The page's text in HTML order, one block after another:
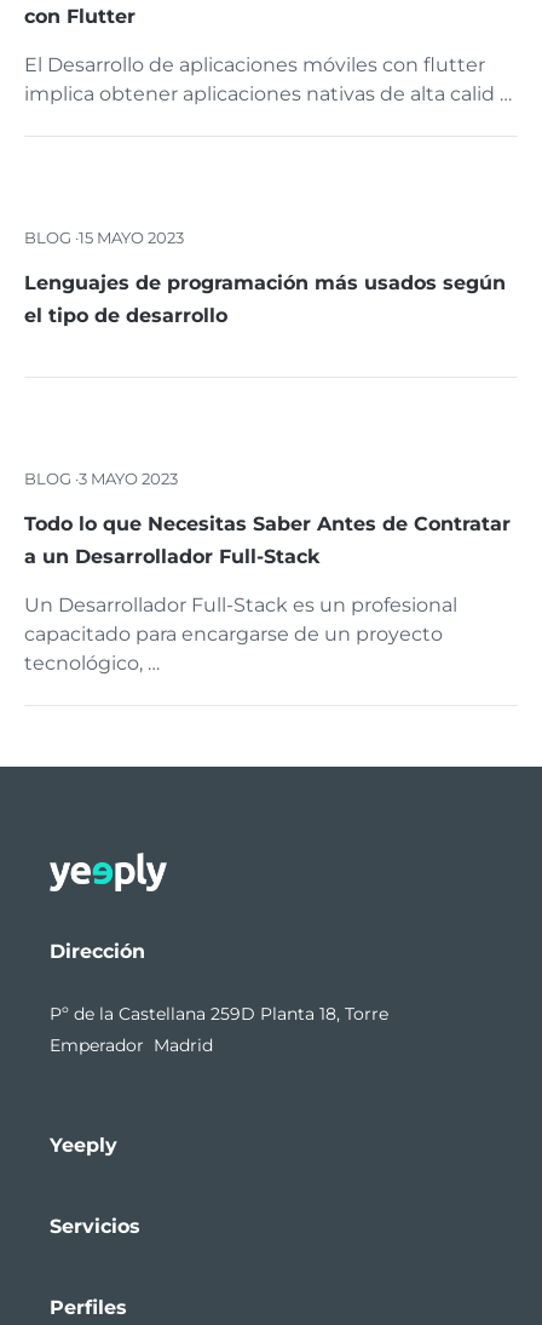
con Flutter
El Desarrollo de aplicaciones móviles con flutter
implica obtener aplicaciones nativas de alta calid …
BLOG ·15 MAYO 2023
Lenguajes de programación más usados según
el tipo de desarrollo
BLOG ·3 MAYO 2023
Todo lo que Necesitas Saber Antes de Contratar
a un Desarrollador Full-Stack
Un Desarrollador Full-Stack es un profesional
capacitado para encargarse de un proyecto
tecnológico, …
Dirección
Pº de la Castellana 259D Planta 18, Torre
Emperador Madrid
Yeeply
Servicios
Perfiles